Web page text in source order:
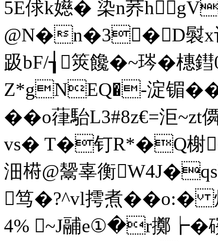
5E俅k嬨� 染n荞
@N�n�3�D褽x
趿bF/┧筴饞�~琌�橞
Z*gNEQ�-淀镅
��o葎駘L3#8z€=洰
vs� T�钉R*�Q榭
沺﨓@鬶辜衡
笃 �?^vl摴煮��o:�
4% ~J鬴e①�r擲┢�